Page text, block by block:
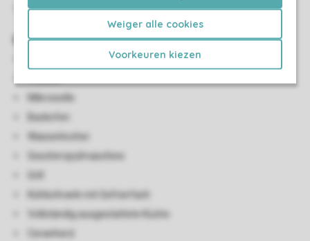
Weiger alle cookies
Voorkeuren kiezen
Kinderhochstuhl (gegen Gebühr)
Küche
Mikrowelle
Backofen
Wasserkocher
Geschirrspülmaschine
Kühlschrank mit Gefrierfach
Vollständig ausgestattete Küche
Ceranherd